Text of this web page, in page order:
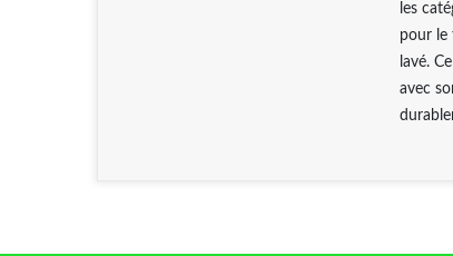
les
pour le
lavé.
avec